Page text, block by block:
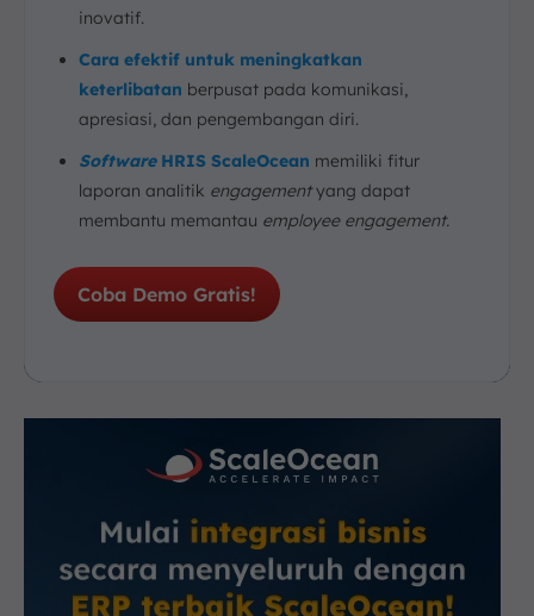
inovatif.
Cara efektif untuk meningkatkan
keterlibatan berpusat pada komunikasi,
apresiasi, dan pengembangan diri.
Software HRIS ScaleOcean memiliki fitur
laporan analitik engagementyang dapat
membantu memantau employee engagement.
Coba Demo Gratis!